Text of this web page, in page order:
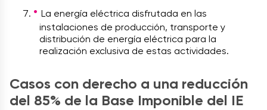
La energía eléctrica disfrutada en las
instalaciones de producción, transporte y
distribución de energía eléctrica para la
realización exclusiva de estas actividades.
Casos con derecho a una reducción
del 85% de la Base Imponible del IE